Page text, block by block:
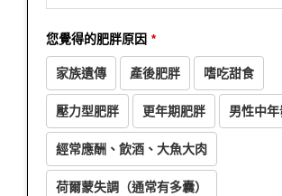
您覺得的肥胖原因 *
家族遺傳 產後肥胖 嗜吃甜食
壓力型肥胖 更年期肥胖 男性中
經常應酬、飲酒、大魚大肉
荷爾蒙失調（通常有多囊）